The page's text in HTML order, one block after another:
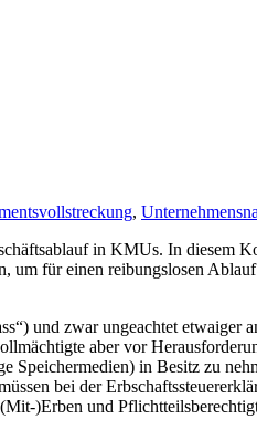
,
in KMUs. In diesem
für einen reibungslosen
und zwar ungeachtet etwaiger
aber vor
Speichermedien) in Besitz zu
bei der
)Erben und